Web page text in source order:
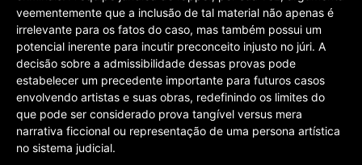
veementemente que a inclusão de tal material não apenas é
irrelevante para os fatos do caso, mas também possui um
potencial inerente para incutir preconceito injusto no júri. A
decisão sobre a admissibilidade dessas provas pode
estabelecer um precedente importante para futuros casos
envolvendo artistas e suas obras, redefinindo os limites do
que pode ser considerado prova tangível versus mera
narrativa ficcional ou representação de uma persona artística
no sistema judicial.